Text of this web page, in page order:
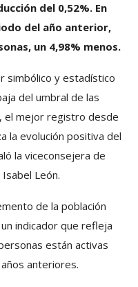
del 0,52%. En
del año anterior,
un 4,98% menos.
simbólico y estadístico
del umbral de las
el mejor registro desde
la evolución positiva del
la viceconsejera de
León.
de la población
indicador que refleja
están activas
anteriores.